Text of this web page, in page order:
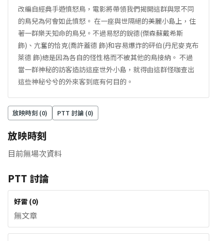
改編自經典手遊憤怒鳥，電影將帶領我們揭開這群與眾不同
的鳥兒為何會如此憤怒。 在一座與世隔絕的美麗小島上，住
著一群樂天知命的鳥兒。不過易怒的銳德(傑森蘇戴希斯
飾)、亢奮的恰克(喬許蓋德 飾)和容易爆炸的砰伯(丹尼麥克布
萊德 飾)總是因為各自的怪性格而不被其他的鳥接納。 不過
當一群神秘的訪客造訪這座世外小島，就得由這群怪咖查出
這些神秘兮兮的外來客到底有何目的。
放映時刻 (0) PTT 討論 (0)
放映時刻
目前無場次資料
PTT 討論
好雷 (0)
無文章